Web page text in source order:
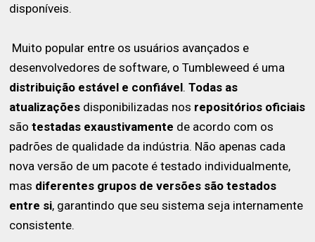
disponíveis.
Muito popular entre os usuários avançados e
desenvolvedores de software, o Tumbleweed é uma
distribuição estável e confiável.Todas as
atualizações disponibilizadas nos repositórios oficiais
sãotestadas exaustivamente de acordo com os
padrões de qualidade da indústria. Não apenas cada
nova versão de um pacote é testado individualmente,
mas diferentes grupos de versões são testados
entre si, garantindo que seu sistema seja internamente
consistente.